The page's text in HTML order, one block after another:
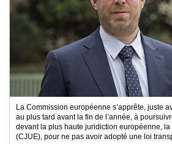
La Commission européenne s’apprête, juste
au plus tard avant la fin de l’année, à
devant la plus haute juridiction européenne, la
(CJUE), pour ne pas avoir adopté une loi